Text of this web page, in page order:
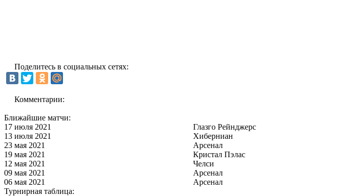
Поделитесь в социальных сетях:
Комментарии:
Ближайшие матчи:
17 июля 2021
Глазго Рейнджерс
13 июля 2021
Хиберниан
23 мая 2021
Арсенал
19 мая 2021
Кристал Пэлас
12 мая 2021
Челси
09 мая 2021
Арсенал
06 мая 2021
Арсенал
Турнирная таблица: